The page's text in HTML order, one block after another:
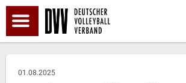
01.08.2025